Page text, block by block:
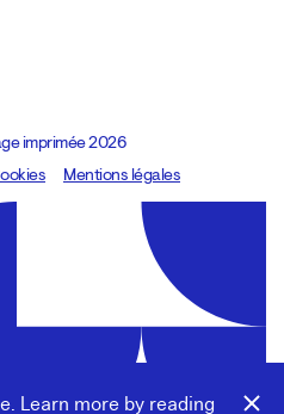
Learn more by reading
imprimée 2026
Mentions légales